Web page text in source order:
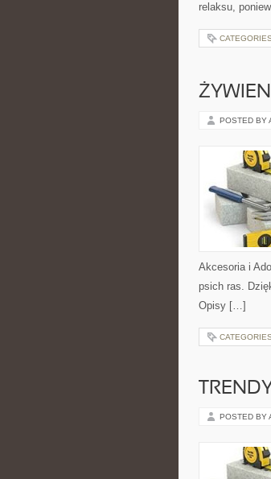
relaksu,
POSTED BY
Akcesoria i
psich ras.
Opisy […]
POSTED BY